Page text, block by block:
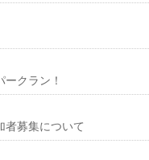
クラン！
者募集について